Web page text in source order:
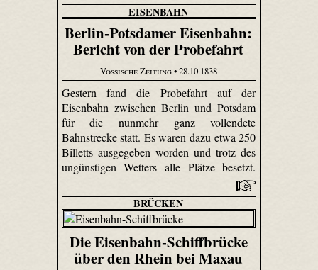
EISENBAHN
Berlin-Potsdamer Eisenbahn:
Bericht von der Probefahrt
Vossische Zeitung• 28.10.1838
Gestern fand die Probefahrt auf der
Eisenbahn zwischen Berlin und Potsdam
für die nunmehr ganz vollendete
Bahnstrecke statt. Es waren dazu etwa 250
Billetts ausgegeben worden und trotz des
ungünstigen Wetters alle Plätze besetzt.
BRÜCKEN
Die Eisenbahn-Schiffbrücke
über den Rhein bei Maxau